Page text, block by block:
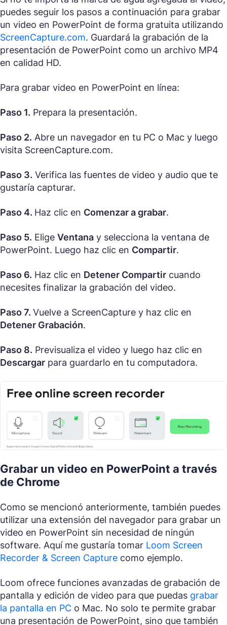
puedes seguir los pasos a continuación para grabar
un video en PowerPoint de forma gratuita utilizando
ScreenCapture.com. Guardará la grabación de la
presentación de PowerPoint como un archivo MP4
en calidad HD.
Para grabar video en PowerPoint en línea:
Paso 1. Prepara la presentación.
Paso 2. Abre un navegador en tu PC o Mac y luego
visita ScreenCapture.com.
Paso 3. Verifica las fuentes de video y audio que te
gustaría capturar.
Paso 4. Haz clic en Comenzar a grabar.
Paso 5. Elige Ventana y selecciona la ventana de
PowerPoint. Luego haz clic en Compartir.
Paso 6. Haz clic en Detener Compartir cuando
necesites finalizar la grabación del video.
Paso 7. Vuelve a ScreenCapture y haz clic en
Detener Grabación.
Paso 8. Previsualiza el video y luego haz clic en
Descargar para guardarlo en tu computadora.
Grabar un video en PowerPoint a través
de Chrome
Como se mencionó anteriormente, también puedes
utilizar una extensión del navegador para grabar un
video en PowerPoint sin necesidad de ningún
software. Aquí me gustaría tomar Loom Screen
Recorder & Screen Capture como ejemplo.
Loom ofrece funciones avanzadas de grabación de
pantalla y edición de video para que puedas grabar
la pantalla en PC o Mac. No solo te permite grabar
una presentación de PowerPoint, sino que también